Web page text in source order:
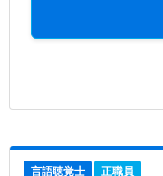
言語聴覚士 正職員